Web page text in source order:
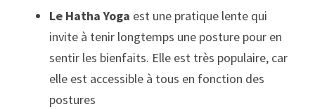
Le Hatha Yoga est une pratique lente qui
invite à tenir longtemps une posture pour en
sentir les bienfaits. Elle est très populaire, car
elle est accessible à tous en fonction des
postures